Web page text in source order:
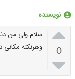
نویسنده

0

سلام ولی من
وهرنکته مکانی